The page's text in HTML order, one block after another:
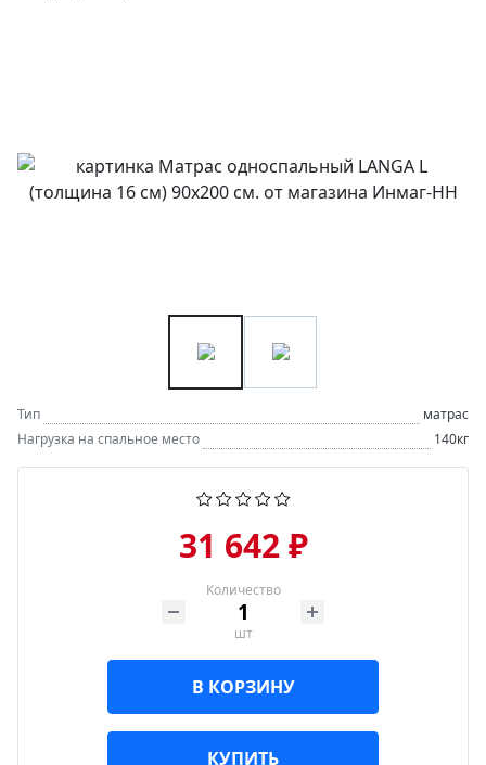
Тип
матрас
Нагрузка на спальное место
140кг
31 642 ₽
Количество
шт
В КОРЗИНУ
КУПИТЬ